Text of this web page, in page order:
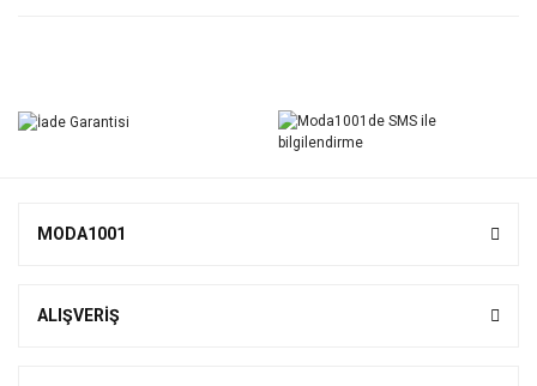
Yorum Yaz
MODA1001
ALIŞVERİŞ